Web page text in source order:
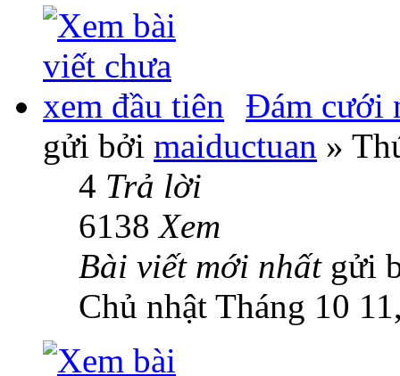
Đám cưới
gửi bởi maiductuan »
4 Trả lời
6138Xem
Bài viết mới nhất gửi
Chủ nhật Tháng 10